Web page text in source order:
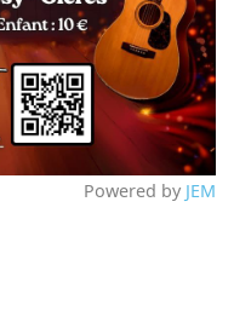
Powered by JEM